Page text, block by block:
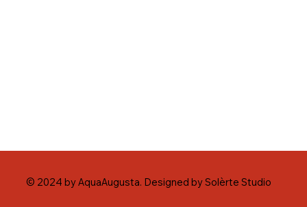
© 2024 by AquaAugusta. Designed by Solèrte Studio